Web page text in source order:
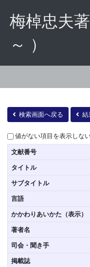
梅棹忠夫
～ ）
検索画面へ戻る 結
値がない項目を表示しな
文献番号
タイトル
サブタイトル
言語
かかわりあいかた（表示）
著者名
司会・聞き手
掲載誌